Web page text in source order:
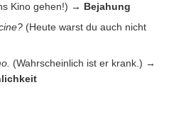
Kino gehen!) → Bejahung
(Heute warst du auch nicht
(Wahrscheinlich ist er krank.) →